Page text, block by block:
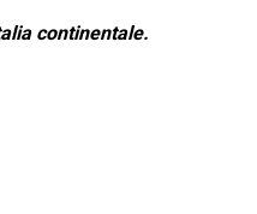
continentale.